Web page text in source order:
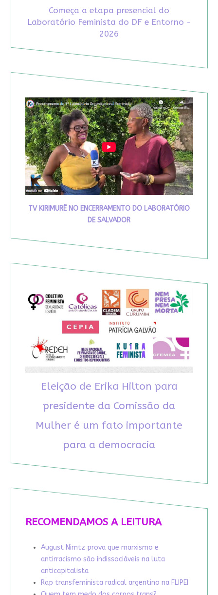
Começa a etapa presencial do
Laboratório Feminista do DF e Entorno -
2026
TV KIRIMURÊ NO ENCERRAMENTO DO LABORATÓRIO
DE SALVADOR
Eleição de Erika Hilton para
presidente da Comissão da
Mulher é um fato importante
para a democracia
RECOMENDAMOS A LEITURA
August Nimtz prova que marxismo e
antirracismo são indissociáveis na luta
anticapitalista
Rap transfeminista radical argentino na FLIPEI